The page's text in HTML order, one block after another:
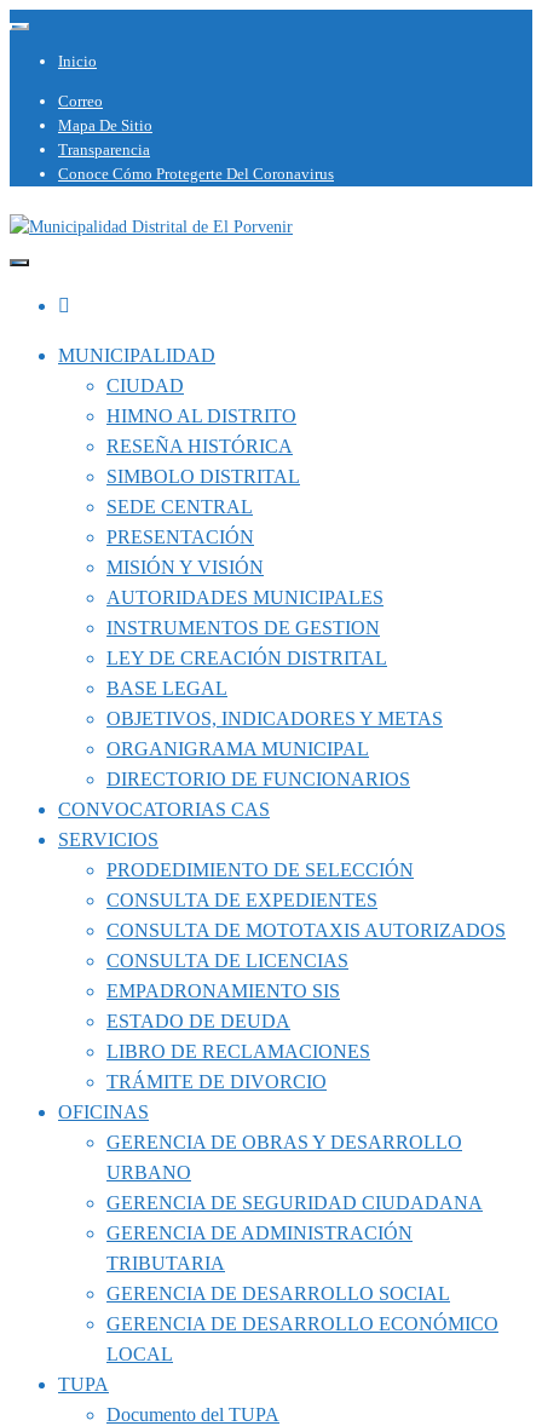
Alternar la navegación
Inicio
Correo
Mapa De Sitio
Transparencia
Conoce Cómo Protegerte Del Coronavirus
Capital del Calzado Peruano
MUNICIPALIDAD
CIUDAD
HIMNO AL DISTRITO
RESEÑA HISTÓRICA
SIMBOLO DISTRITAL
SEDE CENTRAL
PRESENTACIÓN
MISIÓN Y VISIÓN
AUTORIDADES MUNICIPALES
INSTRUMENTOS DE GESTION
LEY DE CREACIÓN DISTRITAL
BASE LEGAL
OBJETIVOS, INDICADORES Y METAS
ORGANIGRAMA MUNICIPAL
DIRECTORIO DE FUNCIONARIOS
CONVOCATORIAS CAS
SERVICIOS
PRODEDIMIENTO DE SELECCIÓN
CONSULTA DE EXPEDIENTES
CONSULTA DE MOTOTAXIS AUTORIZADOS
CONSULTA DE LICENCIAS
EMPADRONAMIENTO SIS
ESTADO DE DEUDA
LIBRO DE RECLAMACIONES
TRÁMITE DE DIVORCIO
OFICINAS
GERENCIA DE OBRAS Y DESARROLLO
URBANO
GERENCIA DE SEGURIDAD CIUDADANA
GERENCIA DE ADMINISTRACIÓN
TRIBUTARIA
GERENCIA DE DESARROLLO SOCIAL
GERENCIA DE DESARROLLO ECONÓMICO
LOCAL
TUPA
Documento del TUPA